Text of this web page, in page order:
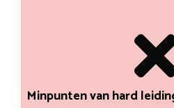
Minpunten van hard